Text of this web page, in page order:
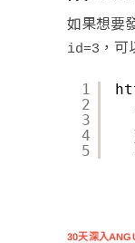
如果想要
id=3 ，
1
2
3
4
5
30天深入